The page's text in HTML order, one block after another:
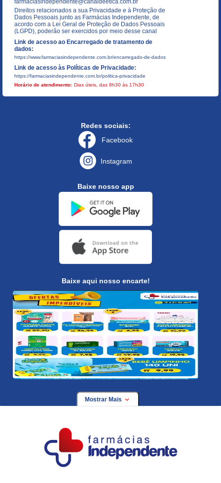
farmaciasindependente@canaldeetica.com.br
Direitos relacionados a sua Privacidade e à Proteção de
Dados Pessoais junto as Farmácias Independente, de
acordo com a Lei Geral de Proteção de Dados Pessoais
(LGPD), poderão ser exercidos por meio desse canal
Link de acesso ao Encarregado de tratamento de
dados:
https://www.farmaciasindependente.com.br/encarregado-de-dados
Link de acesso às Políticas de Privacidade:
https://farmaciasindependente.com.br/politica-privacidade
Horário de atendimento: Dias úteis, das 8h30 às 17h30
Redes sociais:
Facebook
Instagram
Baixe nosso app
Baixe aqui nosso encarte!
Mostrar Mais